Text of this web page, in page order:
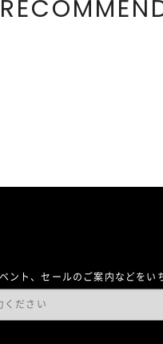
ント、セールのご案内などをい